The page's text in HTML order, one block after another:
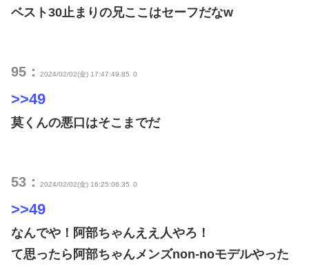
ベスト30止まりの兄ここはセーフだなw
95： 2024/02/02(金) 17:47:49.85 0
>>49
莫くんの悪口はそこまでだ
53： 2024/02/02(金) 16:25:06.35 0
>>49
なんでや！阿部ちゃんええ人やろ！
て思ったら阿部ちゃんメンズnon-noモデルやった